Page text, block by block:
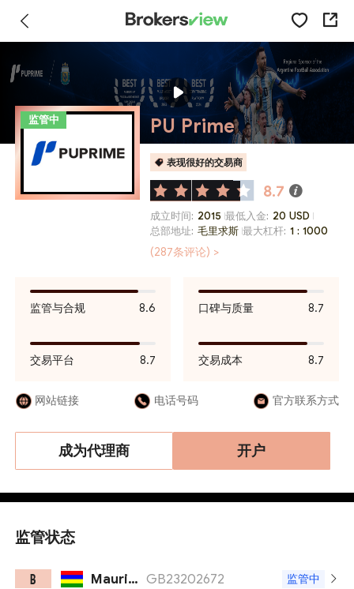
监管中 PU Prime
表现很好的交易商
8.7
成立时间: 2015 最低入金: 20 USD
总部地址: 毛里求斯 最大杠杆: 1 : 1000
(287条评论) >
监管与合规 8.6 口碑与质量 8.7
交易平台 8.7 交易成本 8.7
网站链接 电话号码 官方联系方式
成为代理商 开户
监管状态
B Mauritius FSC GB23202672 监管中